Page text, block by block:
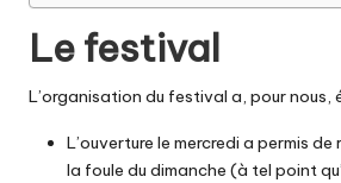
Le festival
L’organisation du festival a, pour nous,
L’ouverture le mercredi a permis
la foule du dimanche (à tel point